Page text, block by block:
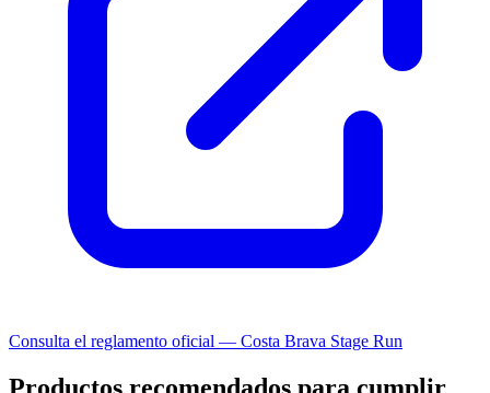
Consulta el reglamento oficial — Costa Brava Stage Run